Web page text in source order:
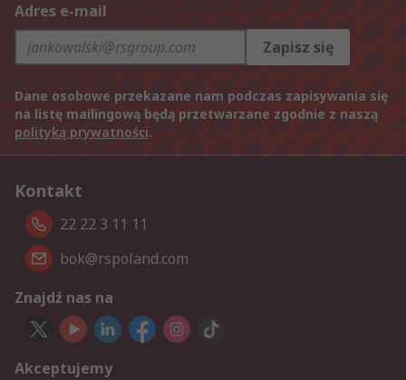
Adres e-mail
Zapisz się
Dane osobowe przekazane nam podczas zapisywania się
na listę mailingową będą przetwarzane zgodnie z naszą
polityką prywatności.
Kontakt
22 22 3 11 11
bok@rspoland.com
Znajdź nas na
Akceptujemy